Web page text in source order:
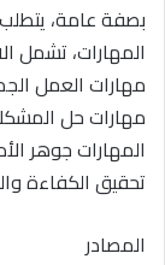
بصفة عامة،
المهارات، تشمل
مهارات العمل
مهارات حل
المهارات جوهر
تحقيق الكفاءة
المصادر